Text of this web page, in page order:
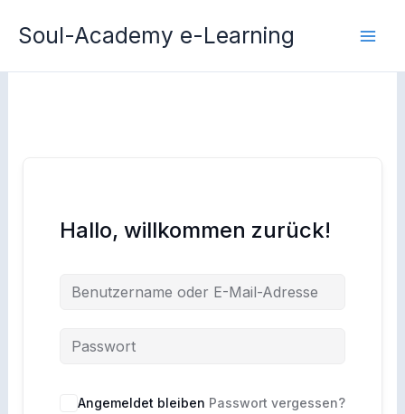
InhaltSoul-Academy e-Learning
Hallo, willkommen zurück!
Angemeldet bleiben Passwort vergessen?